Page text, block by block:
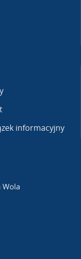
informacyjny
Wola